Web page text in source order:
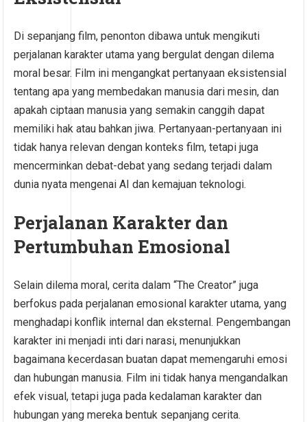
Di sepanjang film, penonton dibawa untuk mengikuti
perjalanan karakter utama yang bergulat dengan dilema
moral besar. Film ini mengangkat pertanyaan eksistensial
tentang apa yang membedakan manusia dari mesin, dan
apakah ciptaan manusia yang semakin canggih dapat
memiliki hak atau bahkan jiwa. Pertanyaan-pertanyaan ini
tidak hanya relevan dengan konteks film, tetapi juga
mencerminkan debat-debat yang sedang terjadi dalam
dunia nyata mengenai AI dan kemajuan teknologi.
Perjalanan Karakter dan
Pertumbuhan Emosional
Selain dilema moral, cerita dalam “The Creator” juga
berfokus pada perjalanan emosional karakter utama, yang
menghadapi konflik internal dan eksternal. Pengembangan
karakter ini menjadi inti dari narasi, menunjukkan
bagaimana kecerdasan buatan dapat memengaruhi emosi
dan hubungan manusia. Film ini tidak hanya mengandalkan
efek visual, tetapi juga pada kedalaman karakter dan
hubungan yang mereka bentuk sepanjang cerita.